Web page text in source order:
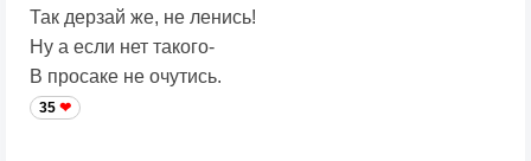
Так дерзай же, не ленись!
Ну а если нет такого-
В просаке не очутись.
35